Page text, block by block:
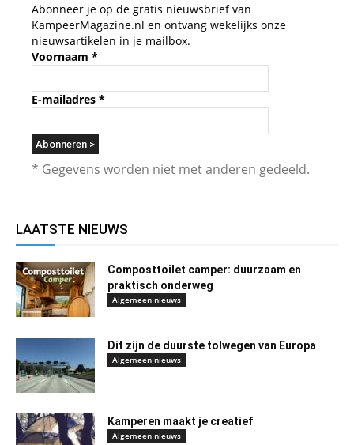
Abonneer je op de gratis nieuwsbrief van
KampeerMagazine.nl en ontvang wekelijks onze
nieuwsartikelen in je mailbox.
Voornaam *
E-mailadres *
* Gegevens worden niet met anderen gedeeld.
LAATSTE NIEUWS
Composttoilet camper: duurzaam en
praktisch onderweg
Algemeen nieuws
Dit zijn de duurste tolwegen van Europa
Algemeen nieuws
Kamperen maakt je creatief
Algemeen nieuws